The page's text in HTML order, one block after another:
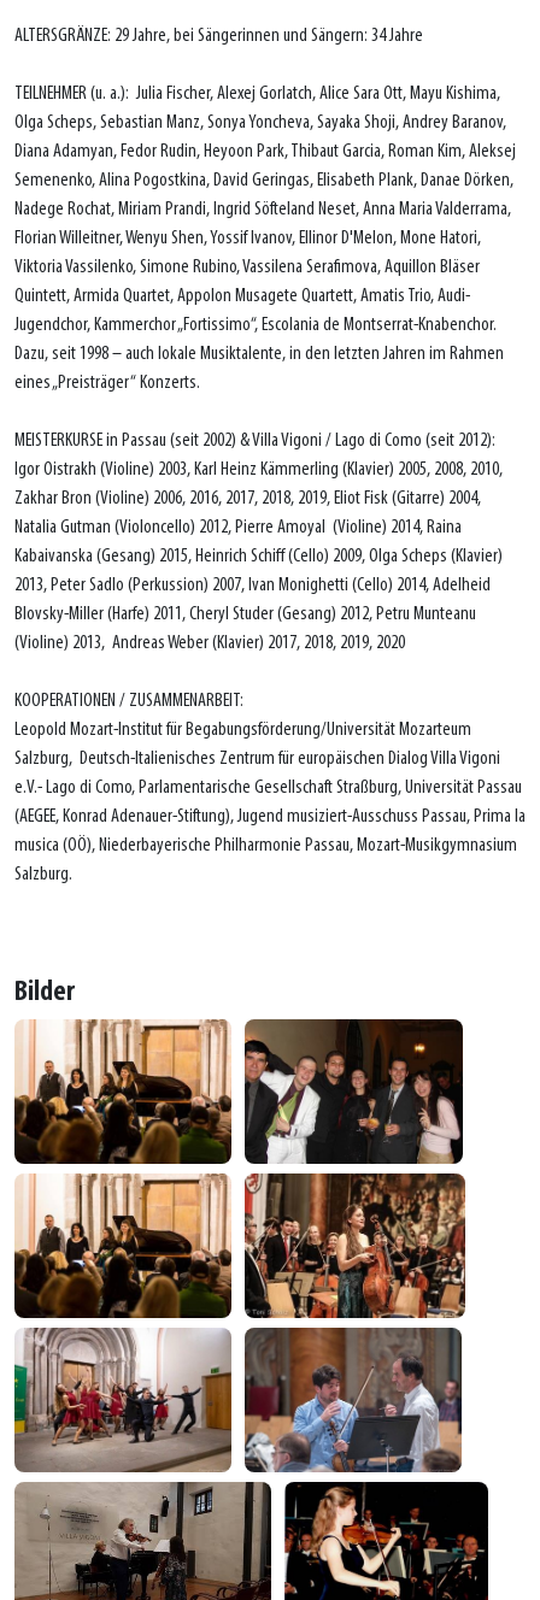
ALTERSGRÄNZE: 29 Jahre, bei Sängerinnen und Sängern: 34 Jahre
TEILNEHMER (u. a.): Julia Fischer, Alexej Gorlatch, Alice Sara Ott, Mayu Kishima,
Olga Scheps, Sebastian Manz, Sonya Yoncheva, Sayaka Shoji, Andrey Baranov,
Diana Adamyan, Fedor Rudin, Heyoon Park, Thibaut Garcia, Roman Kim, Aleksej
Semenenko, Alina Pogostkina, David Geringas, Elisabeth Plank, Danae Dörken,
Nadege Rochat, Miriam Prandi, Ingrid Söfteland Neset, Anna Maria Valderrama,
Florian Willeitner, Wenyu Shen, Yossif Ivanov, Ellinor D'Melon, Mone Hatori,
Viktoria Vassilenko, Simone Rubino, Vassilena Serafimova, Aquillon Bläser
Quintett, Armida Quartet, Appolon Musagete Quartett, Amatis Trio, Audi-
Jugendchor, Kammerchor „Fortissimo“, Escolania de Montserrat-Knabenchor.
Dazu, seit 1998 – auch lokale Musiktalente, in den letzten Jahren im Rahmen
eines „Preisträger“ Konzerts.
MEISTERKURSE in Passau (seit 2002) & Villa Vigoni / Lago di Como (seit 2012):
Igor Oistrakh (Violine) 2003, Karl Heinz Kämmerling (Klavier) 2005, 2008, 2010,
Zakhar Bron (Violine) 2006, 2016, 2017, 2018, 2019, Eliot Fisk (Gitarre) 2004,
Natalia Gutman (Violoncello) 2012, Pierre Amoyal (Violine) 2014, Raina
Kabaivanska (Gesang) 2015, Heinrich Schiff (Cello) 2009, Olga Scheps (Klavier)
2013, Peter Sadlo (Perkussion) 2007, Ivan Monighetti (Cello) 2014, Adelheid
Blovsky-Miller (Harfe) 2011, Cheryl Studer (Gesang) 2012, Petru Munteanu
(Violine) 2013, Andreas Weber (Klavier) 2017, 2018, 2019, 2020
KOOPERATIONEN / ZUSAMMENARBEIT:
Leopold Mozart-Institut für Begabungsförderung/Universität Mozarteum
Salzburg, Deutsch-Italienisches Zentrum für europäischen Dialog Villa Vigoni
e.V.- Lago di Como, Parlamentarische Gesellschaft Straßburg, Universität Passau
(AEGEE, Konrad Adenauer-Stiftung), Jugend musiziert-Ausschuss Passau, Prima la
musica (OÖ), Niederbayerische Philharmonie Passau, Mozart-Musikgymnasium
Salzburg.
Bilder